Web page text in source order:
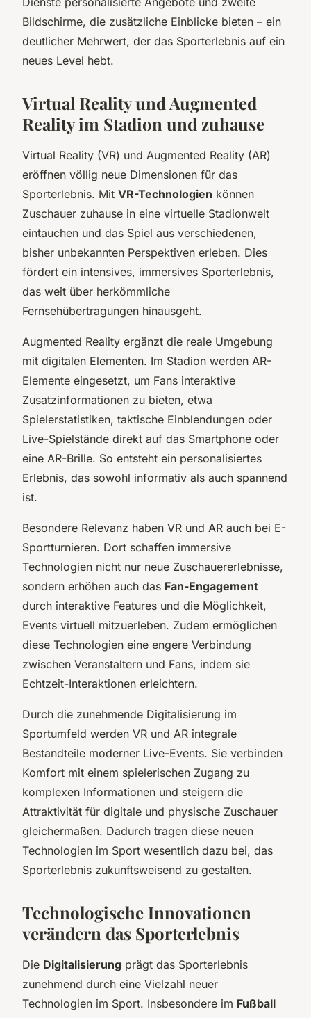
Bildschirme, die zusätzliche Einblicke bieten – ein
deutlicher Mehrwert, der das Sporterlebnis auf ein
neues Level hebt.
Virtual Reality und Augmented
Reality im Stadion und zuhause
Virtual Reality (VR) und Augmented Reality (AR)
eröffnen völlig neue Dimensionen für das
Sporterlebnis. Mit VR-Technologien können
Zuschauer zuhause in eine virtuelle Stadionwelt
eintauchen und das Spiel aus verschiedenen,
bisher unbekannten Perspektiven erleben. Dies
fördert ein intensives, immersives Sporterlebnis,
das weit über herkömmliche
Fernsehübertragungen hinausgeht.
Augmented Reality ergänzt die reale Umgebung
mit digitalen Elementen. Im Stadion werden AR-
Elemente eingesetzt, um Fans interaktive
Zusatzinformationen zu bieten, etwa
Spielerstatistiken, taktische Einblendungen oder
Live-Spielstände direkt auf das Smartphone oder
eine AR-Brille. So entsteht ein personalisiertes
Erlebnis, das sowohl informativ als auch spannend
ist.
Besondere Relevanz haben VR und AR auch bei E-
Sportturnieren. Dort schaffen immersive
Technologien nicht nur neue Zuschauererlebnisse,
sondern erhöhen auch das Fan-Engagement
durch interaktive Features und die Möglichkeit,
Events virtuell mitzuerleben. Zudem ermöglichen
diese Technologien eine engere Verbindung
zwischen Veranstaltern und Fans, indem sie
Echtzeit-Interaktionen erleichtern.
Durch die zunehmende Digitalisierung im
Sportumfeld werden VR und AR integrale
Bestandteile moderner Live-Events. Sie verbinden
Komfort mit einem spielerischen Zugang zu
komplexen Informationen und steigern die
Attraktivität für digitale und physische Zuschauer
gleichermaßen. Dadurch tragen diese neuen
Technologien im Sport wesentlich dazu bei, das
Sporterlebnis zukunftsweisend zu gestalten.
Technologische Innovationen
verändern das Sporterlebnis
Die Digitalisierung prägt das Sporterlebnis
zunehmend durch eine Vielzahl neuer
Technologien im Sport. Insbesondere im Fußball